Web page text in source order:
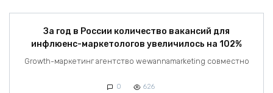
За год в России количество вакансий для
инфлюенс-маркетологов увеличилось на 102%
Growth-маркетинг агентство wewannamarketing совместно
0 626